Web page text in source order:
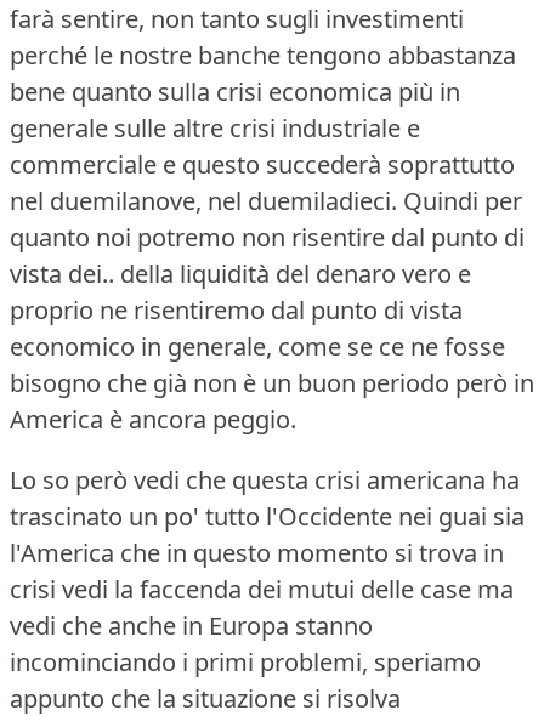
farà sentire, non tanto sugli investimenti
perché le nostre banche tengono abbastanza
bene quanto sulla crisi economica più in
generale sulle altre crisi industriale e
commerciale e questo succederà soprattutto
nel duemilanove, nel duemiladieci. Quindi per
quanto noi potremo non risentire dal punto di
vista dei.. della liquidità del denaro vero e
proprio ne risentiremo dal punto di vista
economico in generale, come se ce ne fosse
bisogno che già non è un buon periodo però in
America è ancora peggio.
Lo so però vedi che questa crisi americana ha
trascinato un po' tutto l'Occidente nei guai sia
l'America che in questo momento si trova in
crisi vedi la faccenda dei mutui delle case ma
vedi che anche in Europa stanno
incominciando i primi problemi, speriamo
appunto che la situazione si risolva